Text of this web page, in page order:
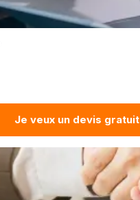
Je veux un devis gratuit